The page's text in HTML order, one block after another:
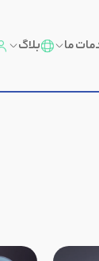
ما بلاگ